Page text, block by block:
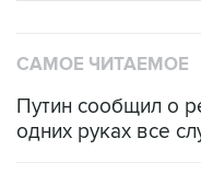
САМОЕ ЧИТАЕМОЕ
Путин сообщил о
одних руках все